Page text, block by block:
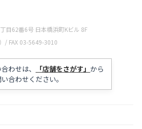
目62番6号 日本橋浜町Kビル 8F
/ FAX 03-5649-3010
わせは、 「店舗をさがす」 から
合わせください。